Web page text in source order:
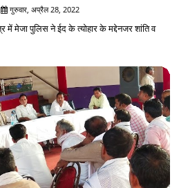
गुरुवार, अप्रैल 28, 2022
में मेजा पुलिस ने ईद के त्योहार के मद्देनजर शांति व